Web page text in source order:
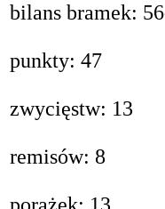
bilans bramek:
punkty: 47
zwycięstw: 13
remisów: 8